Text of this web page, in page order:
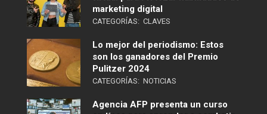
marketing digital
CATEGORÍAS: CLAVES
Lo mejor del periodismo: Estos
son los ganadores del Premio
Pulitzer 2024
CATEGORÍAS: NOTICIAS
Agencia AFP presenta un curso